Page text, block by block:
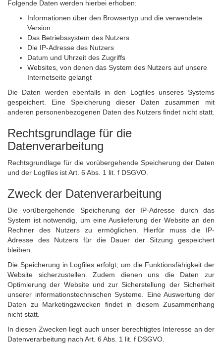
Folgende Daten werden hierbei erhoben:
Informationen über den Browsertyp und die verwendete
Version
Das Betriebssystem des Nutzers
Die IP-Adresse des Nutzers
Datum und Uhrzeit des Zugriffs
Websites, von denen das System des Nutzers auf unsere
Internetseite gelangt
Die Daten werden ebenfalls in den Logfiles unseres Systems
gespeichert. Eine Speicherung dieser Daten zusammen mit
anderen personenbezogenen Daten des Nutzers findet nicht statt.
Rechtsgrundlage für die
Datenverarbeitung
Rechtsgrundlage für die vorübergehende Speicherung der Daten
und der Logfiles ist Art. 6 Abs. 1 lit. f DSGVO.
Zweck der Datenverarbeitung
Die vorübergehende Speicherung der IP-Adresse durch das
System ist notwendig, um eine Auslieferung der Website an den
Rechner des Nutzers zu ermöglichen. Hierfür muss die IP-
Adresse des Nutzers für die Dauer der Sitzung gespeichert
bleiben.
Die Speicherung in Logfiles erfolgt, um die Funktionsfähigkeit der
Website sicherzustellen. Zudem dienen uns die Daten zur
Optimierung der Website und zur Sicherstellung der Sicherheit
unserer informationstechnischen Systeme. Eine Auswertung der
Daten zu Marketingzwecken findet in diesem Zusammenhang
nicht statt.
In diesen Zwecken liegt auch unser berechtigtes Interesse an der
Datenverarbeitung nach Art. 6 Abs. 1 lit. f DSGVO.